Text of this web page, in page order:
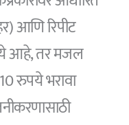
आणि रिपीट
आहे, तर मजल
रुपये भरावा